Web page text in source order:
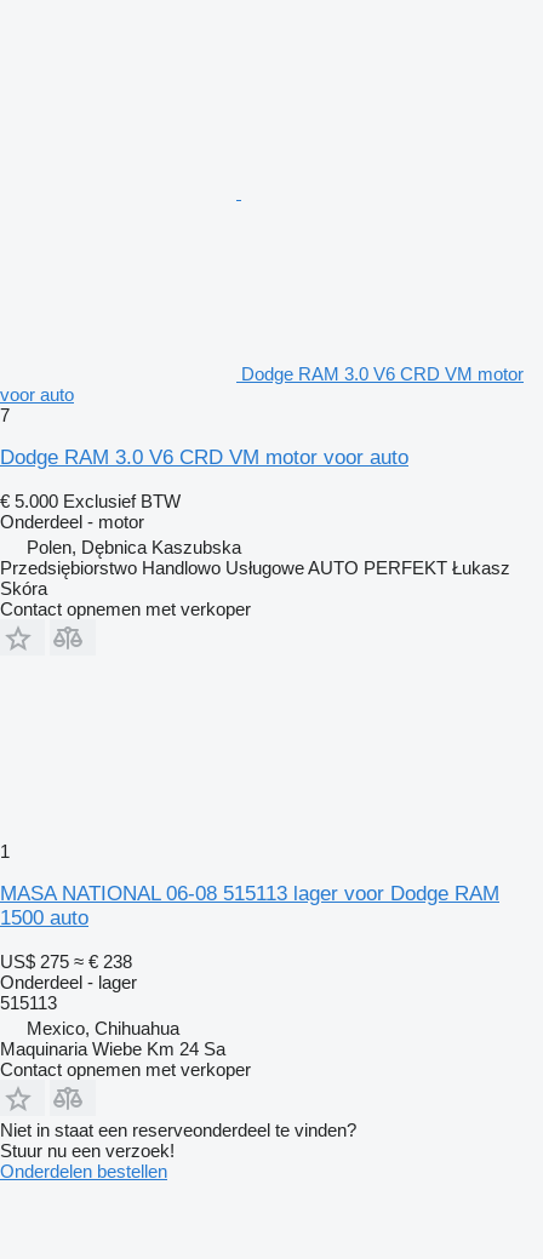
Dodge RAM 3.0 V6 CRD VM motor
voor auto
7
Dodge RAM 3.0 V6 CRD VM motor voor auto
€ 5.000 Exclusief BTW
Onderdeel - motor
Polen, Dębnica Kaszubska
Przedsiębiorstwo Handlowo Usługowe AUTO PERFEKT Łukasz
Skóra
Contact opnemen met verkoper
1
MASA NATIONAL 06-08 515113 lager voor Dodge RAM
1500 auto
US$ 275 ≈ € 238
Onderdeel - lager
515113
Mexico, Chihuahua
Maquinaria Wiebe Km 24 Sa
Contact opnemen met verkoper
Niet in staat een reserveonderdeel te vinden?
Stuur nu een verzoek!
Onderdelen bestellen